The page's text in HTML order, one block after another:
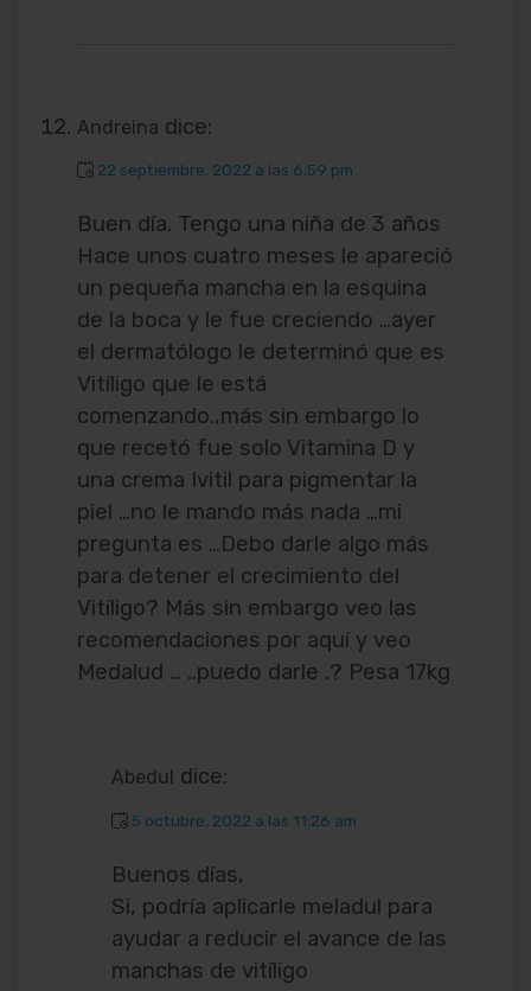
Andreina dice:
22 septiembre, 2022 a las 6:59 pm
Buen día. Tengo una niña de 3 años
Hace unos cuatro meses le apareció
un pequeña mancha en la esquina
de la boca y le fue creciendo …ayer
el dermatólogo le determinó que es
Vitíligo que le está
comenzando.,más sin embargo lo
que recetó fue solo Vitamina D y
una crema Ivitil para pigmentar la
piel …no le mando más nada …mi
pregunta es …Debo darle algo más
para detener el crecimiento del
Vitíligo? Más sin embargo veo las
recomendaciones por aquí y veo
Medalud … ..puedo darle .? Pesa 17kg
Abedul dice:
5 octubre, 2022 a las 11:26 am
Buenos días,
Si, podría aplicarle meladul para
ayudar a reducir el avance de las
manchas de vitíligo